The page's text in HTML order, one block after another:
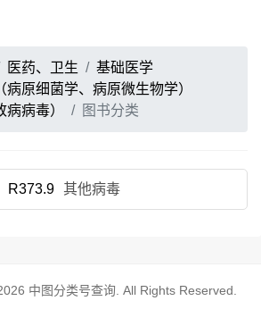
医药、卫生
基础医学
病原细菌学、病原微生物学）
病毒）
图书分类
R373.9 其他病毒
中图分类号查询 . All Rights Reserved.